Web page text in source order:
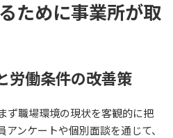
ために事業所が取
労働条件の改善策
ず職場環境の現状を客観的に把
ンケートや個別面談を通じて、